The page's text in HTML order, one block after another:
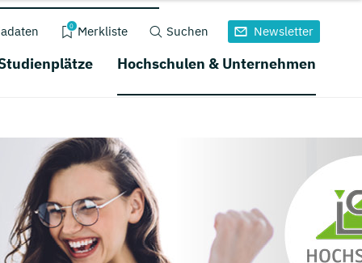
0 Merkliste Suchen Newsletter
Hochschulen & Unternehmen